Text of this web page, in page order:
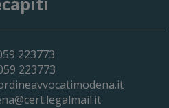
223773
223773